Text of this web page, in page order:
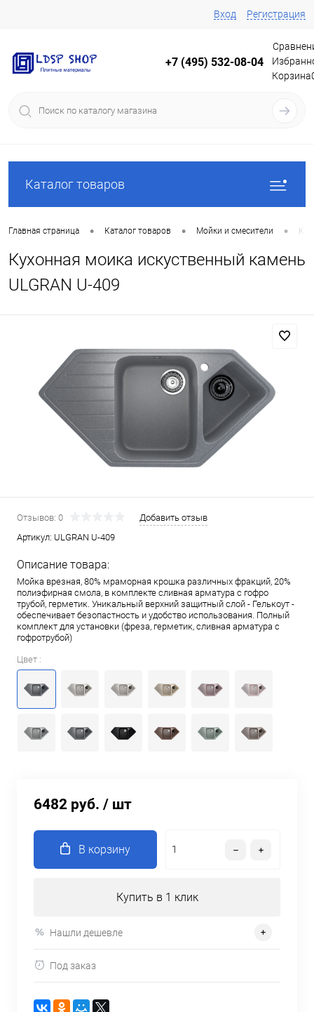
Вход Регистрация
+7 (495) 532-08-04
Корзина
Каталог товаров
Главная страница • Каталог товаров • Мойки и смесители •
Кухонная моика искуственный камень
ULGRAN U-409
Отзывов: 0
Добавить отзыв
Артикул: ULGRAN U-409
Описание товара:
Мойка врезная, 80% мраморная крошка различных фракций, 20%
полиэфирная смола, в комплекте сливная арматура c гофро
трубой, герметик. Уникальный верхний защитный слой - Гелькоут -
обеспечивает безопастность и удобство использования. Полный
комплект для установки (фреза, герметик, сливная арматура с
гофротрубой)
Цвет :
6482 руб. / шт
В корзину
Купить в 1 клик
Нашли дешевле
Под заказ